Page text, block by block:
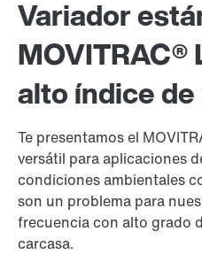
Variador
MOVITRAC®
alto índice
Te presentamos el
versátil para aplicaciones
condiciones ambientales
son un problema para
frecuencia con alto grado
carcasa.